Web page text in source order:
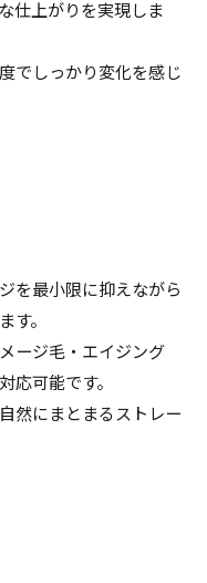
仕上がりを実現しま
でしっかり変化を感じ
を最小限に抑えながら
す。
ージ毛・エイジング
応可能です。
然にまとまるストレー